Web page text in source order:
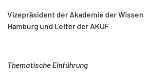
Vizepräsident der Akademie der
Hamburg und Leiter der AKUF
Thematische Einführung